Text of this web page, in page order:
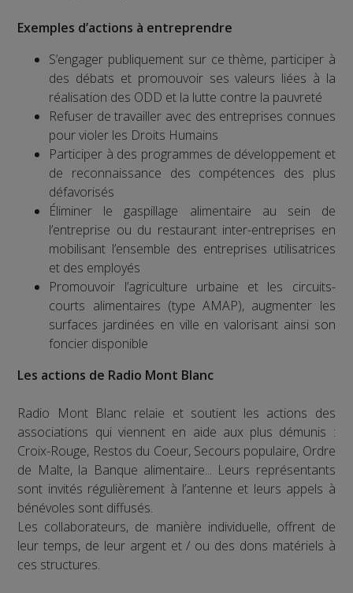
Exemples d’actions à entreprendre
S’engager publiquement sur ce thème, participer à
des débats et promouvoir ses valeurs liées à la
réalisation des ODD et la lutte contre la pauvreté
Refuser de travailler avec des entreprises connues
pour violer les Droits Humains
Participer à des programmes de développement et
de reconnaissance des compétences des plus
défavorisés
Éliminer le gaspillage alimentaire au sein de
l’entreprise ou du restaurant inter-entreprises en
mobilisant l’ensemble des entreprises utilisatrices
et des employés
Promouvoir l’agriculture urbaine et les circuits-
courts alimentaires (type AMAP), augmenter les
surfaces jardinées en ville en valorisant ainsi son
foncier disponible
Les actions de Radio Mont Blanc
Radio Mont Blanc relaie et soutient les actions des
associations qui viennent en aide aux plus démunis :
Croix-Rouge, Restos du Coeur, Secours populaire, Ordre
de Malte, la Banque alimentaire... Leurs représentants
sont invités régulièrement à l’antenne et leurs appels à
bénévoles sont diffusés.
Les collaborateurs, de manière individuelle, offrent de
leur temps, de leur argent et / ou des dons matériels à
ces structures.